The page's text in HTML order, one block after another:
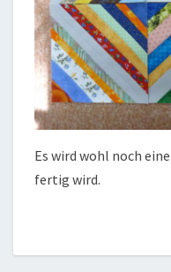
Es wird wohl noch
fertig wird.